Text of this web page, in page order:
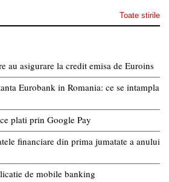
Toate stirile
au asigurare la credit emisa de Euroins
Eurobank in Romania: ce se intampla
plati prin Google Pay
financiare din prima jumatate a anului
de mobile banking